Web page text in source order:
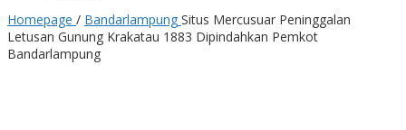
Homepage / Bandarlampung Situs Mercusuar Peninggalan
Letusan Gunung Krakatau 1883 Dipindahkan Pemkot
Bandarlampung